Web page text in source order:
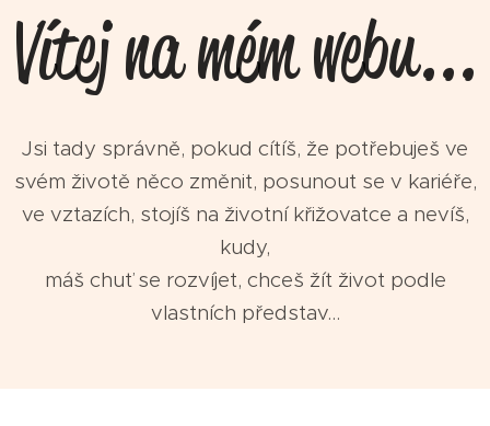
Vítej na mém webu...
Jsi tady správně, pokud cítíš, že potřebuješ ve
svém životě něco změnit, posunout se v kariéře,
ve vztazích, stojíš na životní křižovatce a nevíš,
kudy,
máš chuť se rozvíjet, chceš žít život podle
vlastních představ...